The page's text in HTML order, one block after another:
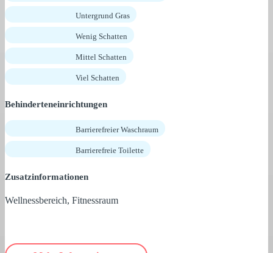
Untergrund Gras
Wenig Schatten
Mittel Schatten
Viel Schatten
Behinderteneinrichtungen
Barrierefreier Waschraum
Barrierefreie Toilette
Zusatzinformationen
Wellnessbereich, Fitnessraum